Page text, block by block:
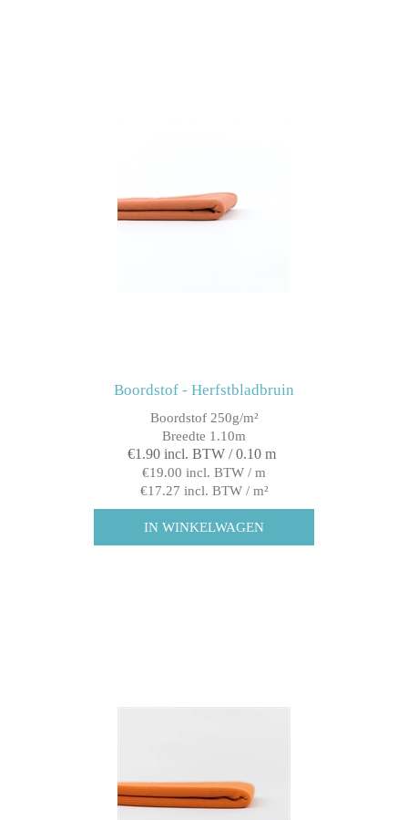
Boordstof - Herfstbladbruin
Boordstof 250g/m²
Breedte 1.10m
€1.90 incl. BTW / 0.10 m
€19.00 incl. BTW / m
€17.27 incl. BTW / m²